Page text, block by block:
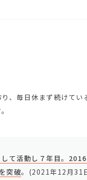
、毎日休まず続けて
て活動し７年目。
突破。(2021年12月31